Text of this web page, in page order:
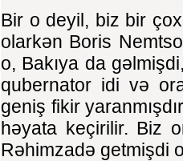
Bir o deyil, biz bir
olarkən Boris
o, Bakıya da
qubernator idi və
geniş fikir
həyata keçirilir. Biz
Rəhimzadə getmişdi